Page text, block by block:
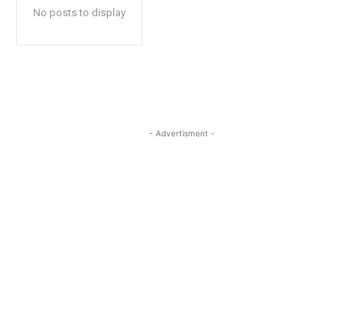
No posts to display
- Advertisment -